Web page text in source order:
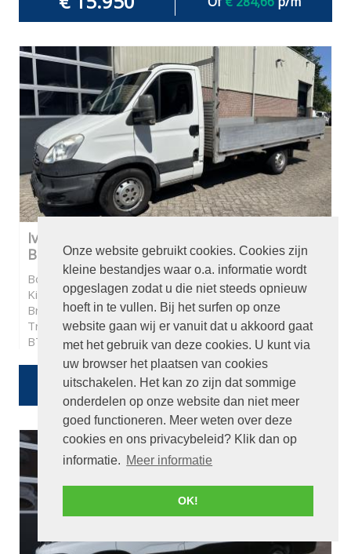
Onze website gebruikt cookies. Cookies zijn
kleine bestandjes waar o.a. informatie wordt
opgeslagen zodat u die niet steeds opnieuw
hoeft in te vullen. Bij het surfen op onze
website gaan wij er vanuit dat u akkoord gaat
met het gebruik van deze cookies. U kunt via
uw browser het plaatsen van cookies
uitschakelen. Het kan zo zijn dat sommige
onderdelen op onze website dan niet meer
goed functioneren. Meer weten over deze
cookies en ons privacybeleid? Klik dan op
informatie. Meer informatie
OK!
Iveco Daily 35S11 375 Pick-up L426cm
B214cm
Bouwjaar:
2013
Kilometerstand:
226746
Brandstof:
Diesel
Transmissie:
Automaat
BTW / Marge:
BTW
€ 6.950 Of € 124,04p/m